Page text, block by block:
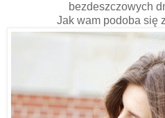
bezdeszczowych
Jak wam podoba się